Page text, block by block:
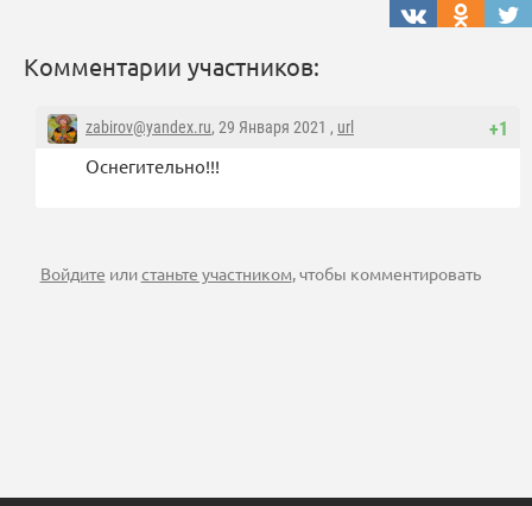
Комментарии участников:
+1
zabirov@yandex.ru, 29 Января 2021 , url
Оснегительно!!!
Войдите илистаньте участником, чтобы комментировать